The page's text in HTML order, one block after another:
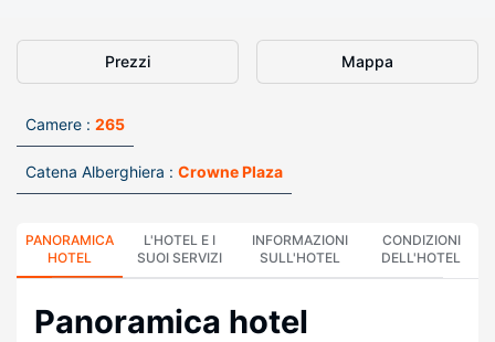
Prezzi Mappa
Camere : 265
Catena Alberghiera : Crowne Plaza
PANORAMICA
HOTEL
L'HOTEL E I
SUOI SERVIZI
INFORMAZIONI
SULL'HOTEL
CONDIZIONI
DELL'HOTEL
Panoramica hotel